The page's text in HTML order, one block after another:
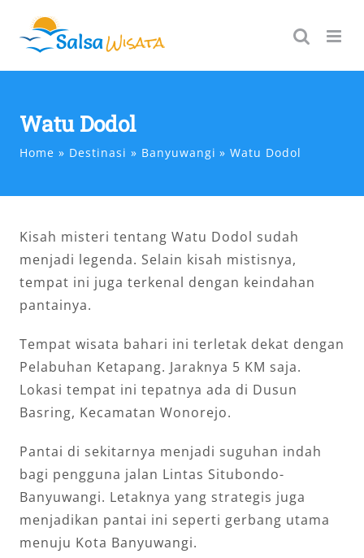
content
Watu Dodol
Home Destinasi Banyuwangi Watu Dodol
Kisah misteri tentang Watu Dodol sudah
menjadi legenda. Selain kisah mistisnya,
tempat ini juga terkenal dengan keindahan
pantainya.
Tempat wisata bahari ini terletak dekat dengan
Pelabuhan Ketapang. Jaraknya 5 KM saja.
Lokasi tempat ini tepatnya ada di Dusun
Basring, Kecamatan Wonorejo.
Pantai di sekitarnya menjadi suguhan indah
bagi pengguna jalan Lintas Situbondo-
Banyuwangi. Letaknya yang strategis juga
menjadikan pantai ini seperti gerbang utama
menuju Kota Banyuwangi.